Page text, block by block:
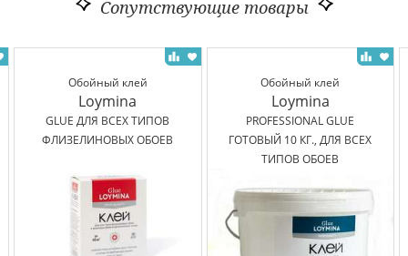
Сопутствующие товары
Обойный клей
Loymina
GLUE ДЛЯ ВСЕХ ТИПОВ
ФЛИЗЕЛИНОВЫХ ОБОЕВ
Обойный клей
Loymina
PROFESSIONAL GLUE
ГОТОВЫЙ 10 КГ., ДЛЯ ВСЕХ
ТИПОВ ОБОЕВ